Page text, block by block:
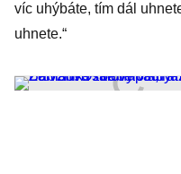
víc uhýbáte, tím dál
uhnete.“